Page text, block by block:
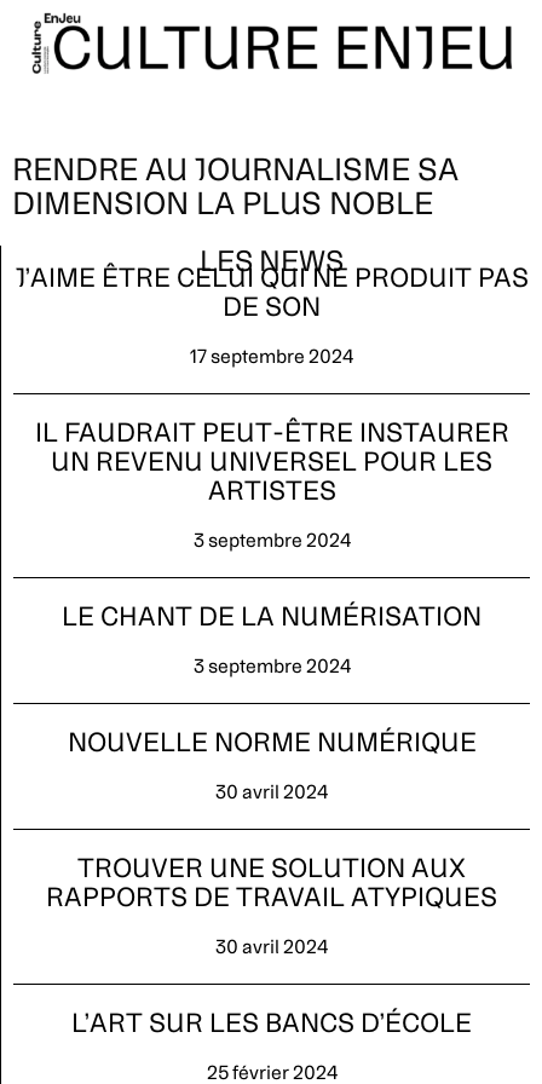
RENDRE AU JOURNALISME SA
DIMENSION LA PLUS NOBLE
LES NEWS
J’AIME ÊTRE CELUI QUI NE PRODUIT PAS
DE SON
17 septembre 2024
IL FAUDRAIT PEUT-ÊTRE INSTAURER
UN REVENU UNIVERSEL POUR LES
ARTISTES
3 septembre 2024
LE CHANT DE LA NUMÉRISATION
3 septembre 2024
NOUVELLE NORME NUMÉRIQUE
30 avril 2024
TROUVER UNE SOLUTION AUX
RAPPORTS DE TRAVAIL ATYPIQUES
30 avril 2024
L’ART SUR LES BANCS D’ÉCOLE
25 février 2024